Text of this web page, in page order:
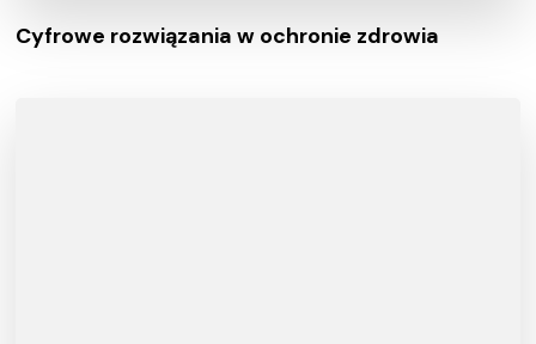
Cyfrowe rozwiązania w ochronie zdrowia